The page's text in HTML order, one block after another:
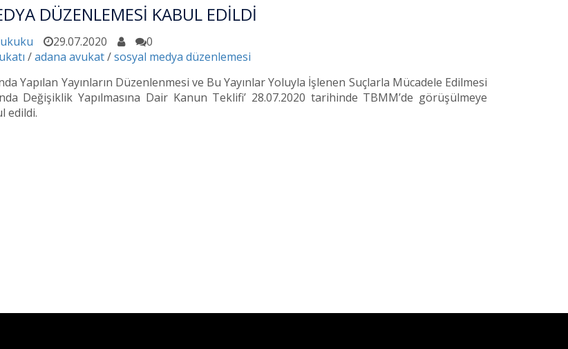
DÜZENLEMESİ KABUL EDİLDİ
29.07.2020
0
/adana avukat/sosyal medya düzenlemesi
Yapılan Yayınların Düzenlenmesi ve Bu Yayınlar Yoluyla İşlenen Suçlarla Mücadele Edilmesi
Değişiklik Yapılmasına Dair Kanun Teklifi’ 28.07.2020 tarihinde TBMM’de görüşülmeye
edildi.